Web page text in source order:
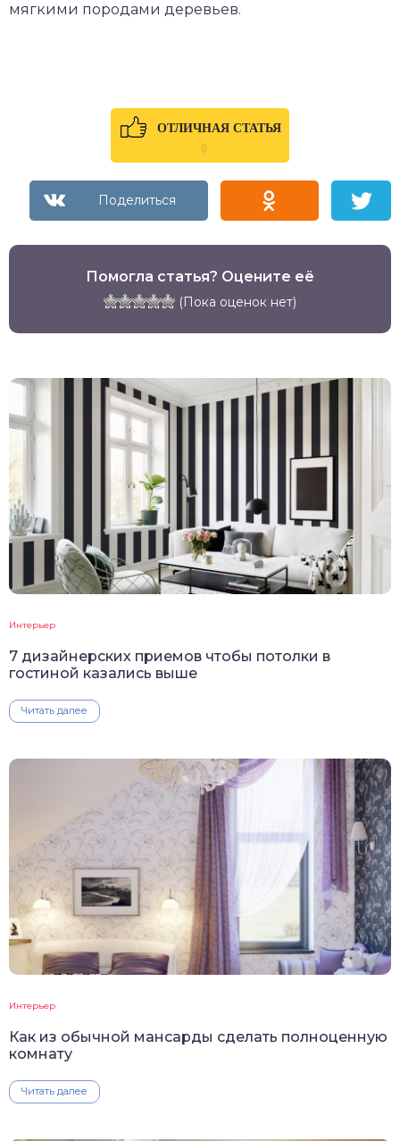
мягкими породами деревьев.
ОТЛИЧНАЯ СТАТЬЯ
0
Помогла статья? Оцените её
(Пока оценок нет)
Интерьер
7 дизайнерских приемов чтобы потолки в
гостиной казались выше
Читать далее
Интерьер
Как из обычной мансарды сделать полноценную
комнату
Читать далее